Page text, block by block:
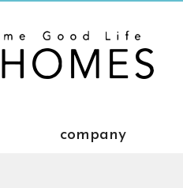
company